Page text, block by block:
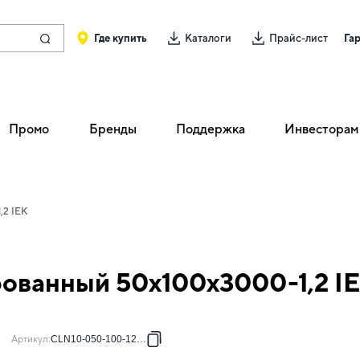
Где купить Каталоги Прайс-лист
Промо Бренды Поддержка Инвесторам
IEK
50х100х3000-1,2
Артикул:CLN10-050-100-120-3